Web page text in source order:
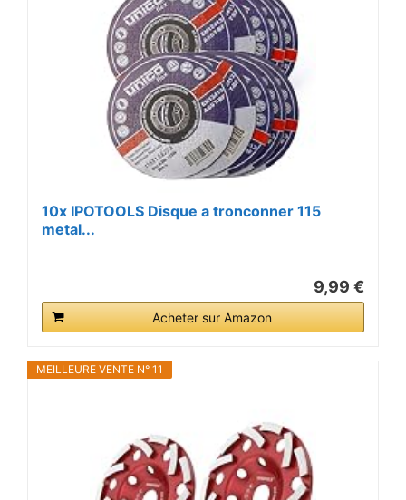
10x IPOTOOLS Disque a tronconner 115
metal...
9,99 €
Acheter sur Amazon
MEILLEURE VENTE N° 11